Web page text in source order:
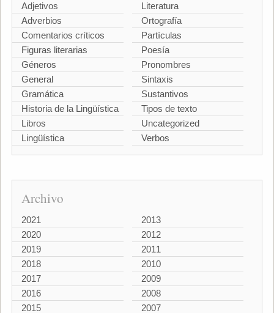
Adjetivos
Adverbios
Comentarios críticos
Figuras literarias
Géneros
General
Gramática
Historia de la Lingüística
Libros
Lingüística
Literatura
Ortografía
Partículas
Poesía
Pronombres
Sintaxis
Sustantivos
Tipos de texto
Uncategorized
Verbos
Archivo
2021
2020
2019
2018
2017
2016
2015
2013
2012
2011
2010
2009
2008
2007